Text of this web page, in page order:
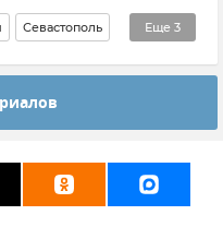
Еще 3
Севастополь
ФСБ РФ (Федеральная служба безопасности Российской Федерации)